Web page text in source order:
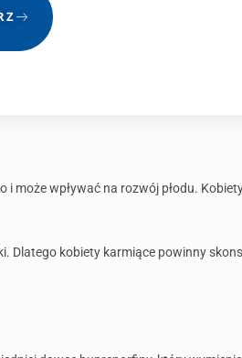
może wpływać na rozwój płodu.
kobiety karmiące powinny